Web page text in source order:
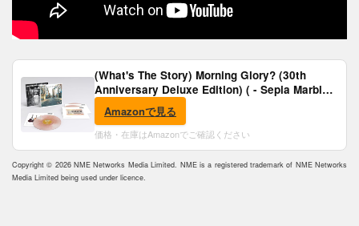
(What's The Story) Morning Glory? (30th
Anniversary Deluxe Edition) ( - Sepia Marble
Vinyl) [Analog]
Amazonで見る
価格・在庫はAmazonでご確認ください
Copyright © 2026 NME Networks Media Limited. NME is a registered trademark of NME Networks
Media Limited being used under licence.